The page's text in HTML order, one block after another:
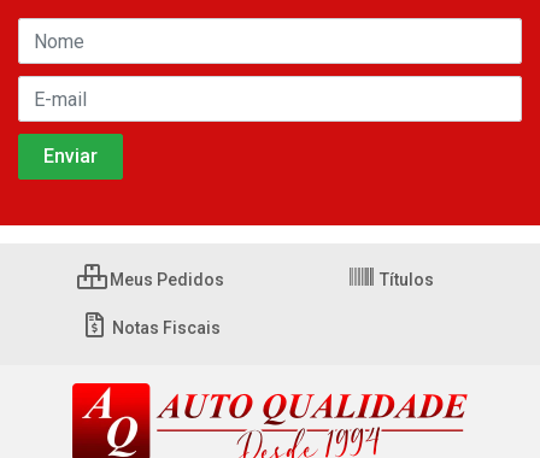
Meus Pedidos Títulos
Notas Fiscais